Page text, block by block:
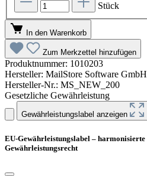
Stück
In den Warenkorb
Zum Merkzettel hinzufügen
Produktnummer: 1010203
Hersteller: MailStore Software GmbH
Hersteller-Nr.: MS_NEW_200
Gesetzliche Gewährleistung
Gewährleistungslabel anzeigen
EU-Gewährleistungslabel –
Gewährleistungsrecht